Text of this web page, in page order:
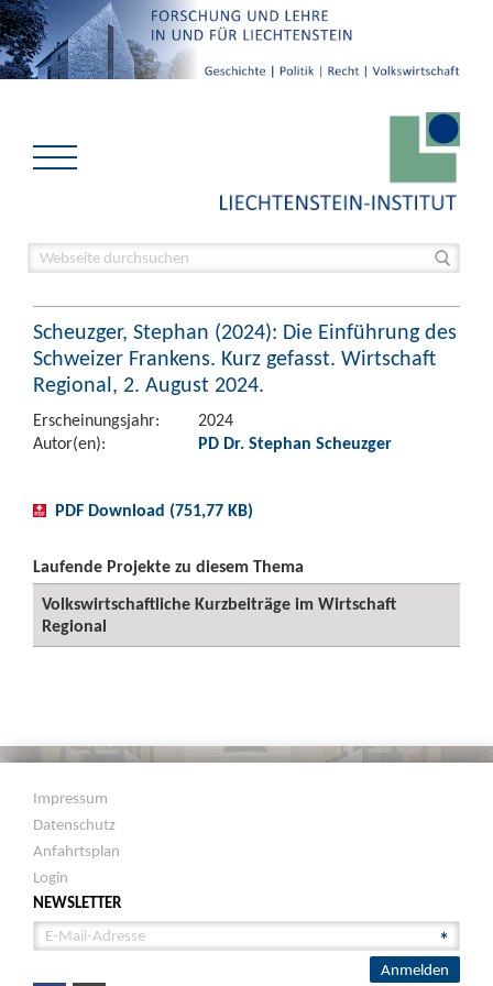
Scheuzger, Stephan (2024): Die Einführung des
Schweizer Frankens. Kurz gefasst. Wirtschaft
Regional, 2. August 2024.
Erscheinungsjahr:
2024
Autor(en):
PD Dr. Stephan Scheuzger
PDF Download (751,77 KB)
Laufende Projekte zu diesem Thema
Volkswirtschaftliche Kurzbeiträge im Wirtschaft
Regional
Impressum
Datenschutz
Anfahrtsplan
Login
NEWSLETTER